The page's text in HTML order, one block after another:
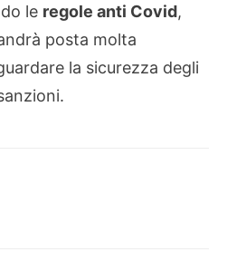
le regole anti Covid,
posta molta
la sicurezza degli